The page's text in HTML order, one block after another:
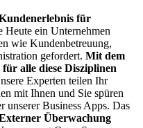
für
Heute ein Unternehmen
wie Kundenbetreuung,
gefordert. Mit dem
alle diese Disziplinen
Experten teilen Ihr
mit Ihnen und Sie spüren
unserer Business Apps. Das
Überwachung